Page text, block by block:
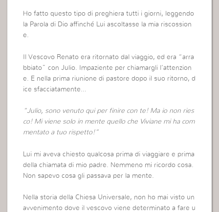
Ho fatto questo tipo di preghiera tutti i giorni, leggendo
la Parola di Dio affinché Lui ascoltasse la mia riscossion
e.
Il Vescovo Renato era ritornato dal viaggio, ed era “arra
bbiato” con Julio. Impaziente per chiamargli l’attenzion
e. E nella prima riunione di pastore dopo il suo ritorno, d
ice sfacciatamente…
“Julio, sono venuto qui per finire con te! Ma io non ries
co! Mi viene solo in mente quello che Viviane mi ha com
mentato a tuo rispetto!”
Lui mi aveva chiesto qualcosa prima di viaggiare e prima
della chiamata di mio padre. Nemmeno mi ricordo cosa.
Non sapevo cosa gli passava per la mente.
Nella storia della Chiesa Universale, non ho mai visto un
avvenimento dove il vescovo viene determinato a fare u